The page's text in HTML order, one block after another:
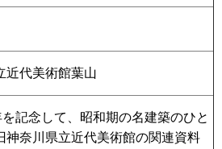
近代美術館葉山
記念して、昭和期の名建築のひと
神奈川県立近代美術館の関連資料